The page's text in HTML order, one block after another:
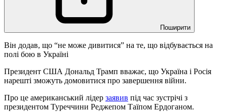
Поширити
Він додав, що “не може дивитися” на те, що відбувається на
полі бою в Україні
Президент США Дональд Трамп вважає, що Україна і Росія
нарешті зможуть домовитися про завершення війни.
Про це американський лідер заявив під час зустрічі з
президентом Туреччини Реджепом Таїпом Ердоганом.